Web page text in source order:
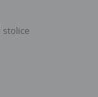
stolice